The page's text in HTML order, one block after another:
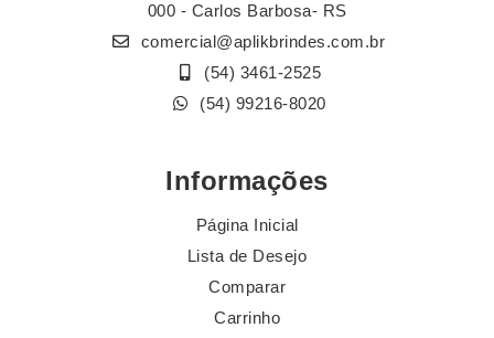
000 - Carlos Barbosa- RS
comercial@aplikbrindes.com.br
(54) 3461-2525
(54) 99216-8020
Informações
Página Inicial
Lista de Desejo
Comparar
Carrinho